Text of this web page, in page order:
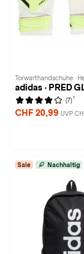
Torwarthandschuhe ·
adidas · PRED
(7) 1
CHF 20,99 UVP
Sale Nachhaltig